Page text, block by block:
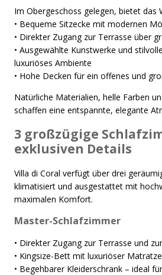
Im Obergeschoss gelegen, bietet das
• Bequeme Sitzecke mit modernen
• Direkter Zugang zur Terrasse über
• Ausgewählte Kunstwerke und
luxuriöses Ambiente
• Hohe Decken für ein offenes und
Natürliche Materialien, helle Farben
schaffen eine entspannte, elegante
3 großzügige
exklusiven Details
Villa di Coral verfügt über drei
klimatisiert und ausgestattet mit
maximalen Komfort.
Master-Schlafzimmer
• Direkter Zugang zur Terrasse und
• Kingsize-Bett mit luxuriöser
• Begehbarer Kleiderschrank – ideal